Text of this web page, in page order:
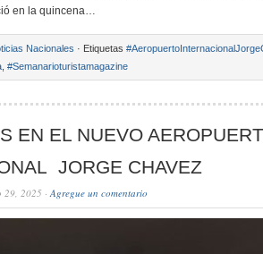
en la quincena…
Nacionales · Etiquetas
#Semanarioturistamagazine
EN EL NUEVO
JORGE CHAVEZ
29, 2025 ·Agregue un comentario